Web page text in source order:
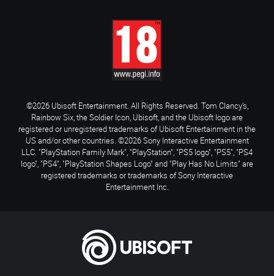
©2026 Ubisoft Entertainment. All Rights Reserved. Tom Clancy’s,
Rainbow Six, the Soldier Icon, Ubisoft, and the Ubisoft logo are
registered or unregistered trademarks of Ubisoft Entertainment in the
US and/or other countries. ©2026 Sony Interactive Entertainment
LLC. "PlayStation Family Mark", "PlayStation", "PS5 logo", "PS5", "PS4
logo", "PS4", "PlayStation Shapes Logo" and "Play Has No Limits" are
registered trademarks or trademarks of Sony Interactive
Entertainment Inc.